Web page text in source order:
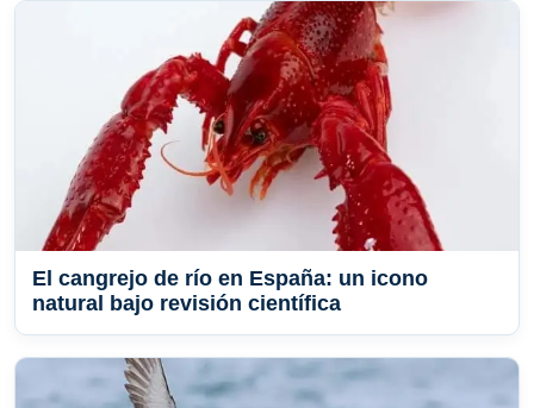
El cangrejo de río en España: un icono
natural bajo revisión científica